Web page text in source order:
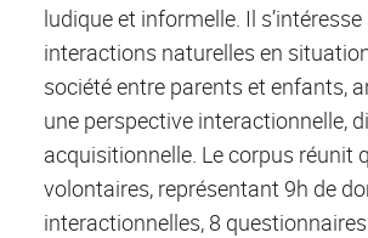
ludique et informelle. Il s’intéresse
interactions naturelles en
société entre parents et enfants,
une perspective interactionnelle,
acquisitionnelle. Le corpus réunit
volontaires, représentant 9h de
interactionnelles, 8